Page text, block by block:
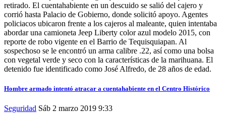
retirado. El cuentahabiente en un descuido se salió del cajero y
corrió hasta Palacio de Gobierno, donde solicitó apoyo. Agentes
policiacos ubicaron frente a los cajeros al maleante, quien intentaba
abordar una camioneta Jeep Liberty color azul modelo 2015, con
reporte de robo vigente en el Barrio de Tequisquiapan. Al
sospechoso se le encontró un arma calibre .22, así como una bolsa
con vegetal verde y seco con la características de la marihuana. El
detenido fue identificado como José Alfredo, de 28 años de edad.
Hombre armado intentó atracar a cuentahabiente en el Centro Histórico
Seguridad Sáb 2 marzo 2019 9:33